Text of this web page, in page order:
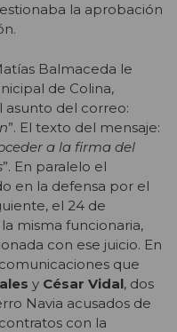
la aprobación
Balmaceda le
de Colina,
asunto del correo:
”. El texto del mensaje:
a la firma del
”. En paralelo el
en la defensa por el
el 24 de
misma funcionaria,
con ese juicio. En
que
y César Vidal, dos
Navia acusados de
con la